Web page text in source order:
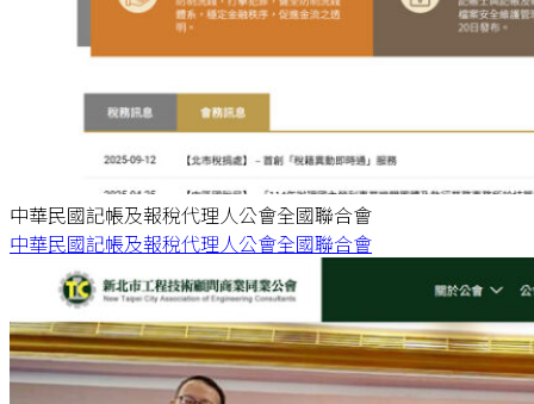
中華民國記帳及報稅代理人公會全國聯合會
中華民國記帳及報稅代理人公會全國聯合會